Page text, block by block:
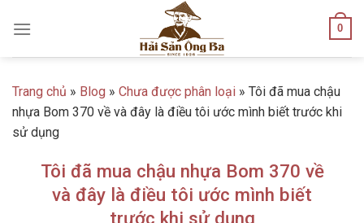
0
Trang chủ » Blog » Chưa được phân loại » Tôi đã mua chậu
nhựa Bom 370 về và đây là điều tôi ước mình biết trước khi
sử dụng
Tôi đã mua chậu nhựa Bom 370 về
và đây là điều tôi ước mình biết
trước khi sử dụng